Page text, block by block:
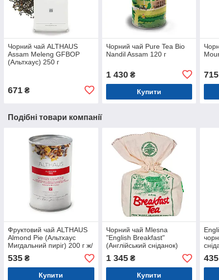
Чорний чай ALTHAUS
Assam Meleng GFBOP
(Альтхаус) 250 г
671 ₴
Чорний чай Pure Tea Bio
Nandil Assam 120 г
1 430₴
Купити
715
Подібні товари компанії
Фруктовий чай ALTHAUS
Almond Pie (Альтхаус
Мигдальний пиріг) 200 г ж/
б
535 ₴
Купити
Чорний чай Mlesna
"English Breakfast"
(Англійський сніданок)
мішечок 500 г
1 345₴
Купити
435